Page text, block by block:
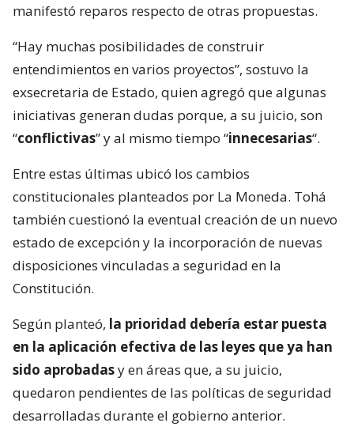
manifestó reparos respecto de otras propuestas.
“Hay muchas posibilidades de construir
entendimientos en varios proyectos”, sostuvo la
exsecretaria de Estado, quien agregó que algunas
iniciativas generan dudas porque, a su juicio, son
“conflictivas” y al mismo tiempo “innecesarias“.
Entre estas últimas ubicó los cambios
constitucionales planteados por La Moneda. Tohá
también cuestionó la eventual creación de un nuevo
estado de excepción y la incorporación de nuevas
disposiciones vinculadas a seguridad en la
Constitución.
Según planteó, la prioridad debería estar puesta
en la aplicación efectiva de las leyes que ya han
sido aprobadasy en áreas que, a su juicio,
quedaron pendientes de las políticas de seguridad
desarrolladas durante el gobierno anterior.